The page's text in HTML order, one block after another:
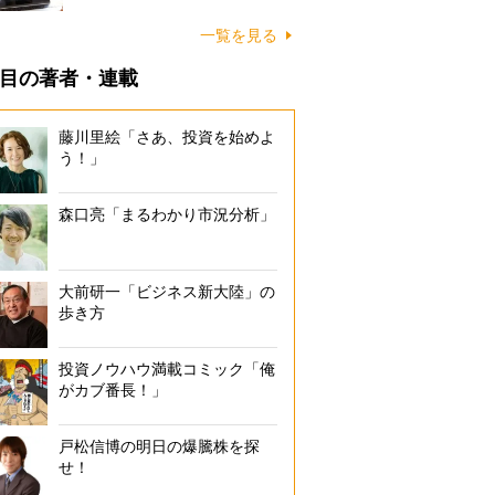
一覧を見る
の著者・連載
藤川里絵「さあ、投資を始めよ
う！」
森口亮「まるわかり市況分析」
大前研一「ビジネス新大陸」の
歩き方
投資ノウハウ満載コミック「俺
がカブ番長！」
戸松信博の明日の爆騰株を探
せ！